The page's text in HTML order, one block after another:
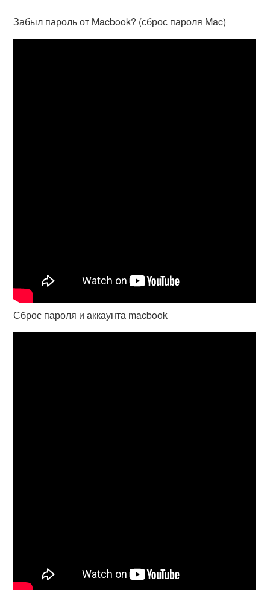
Забыл пароль от Macbook? (сброс пароля Mac)
Сброс пароля и аккаунта macbook